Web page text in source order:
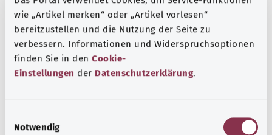
wie „Artikel merken“ oder „Artikel vorlesen“
bereitzustellen und die Nutzung der Seite zu
verbessern. Informationen und Widerspruchsoptionen
finden Sie in den Cookie-
Einstellungen der Datenschutzerklärung.
Notwendig
Beratung und Hilfe